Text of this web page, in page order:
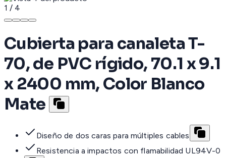
1 / 4
Cubierta para canaleta T-
70, de PVC rígido, 70.1 x 9.1
x 2400 mm, Color Blanco
Mate
Diseño de dos caras para múltiples cables
Resistencia a impactos con flamabilidad UL94V-0